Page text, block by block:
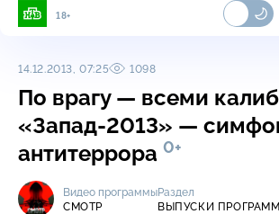
18+
14.12.2013, 07:25 1098
По врагу — всеми
«Запад-2013» —
антитеррора 0+
Видео программы
СМОТР
Раздел
ВЫПУСКИ